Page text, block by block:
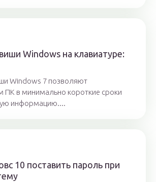
Windows на клавиатуре:
Windows 7 позволяют
ПК в минимально короткие сроки
информацию....
10 поставить пароль при